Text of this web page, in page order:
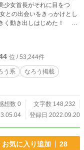
少女首長がそれに目をつ
く動き出しはじめた！
界全体を巻き込んでい
位 / 53,244件
う系
なろう掲載
想数 0
文字数 148,232
登録日 2022.09.20
お気に入り追加 28